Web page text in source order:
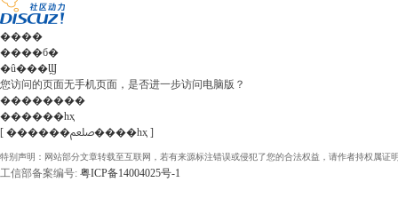
����
����б�
�û���Ϣ
您访问的页面无手机页面，是否进一步访问电脑版？
��������
������һҳ
[ ������ﷵ����һҳ ]
特别声明：网站部分文章转载至互联网，若有来源标注错误或侵犯了您的合法权益，请作者持权属证
工信部备案编号: 粤ICP备14004025号-1